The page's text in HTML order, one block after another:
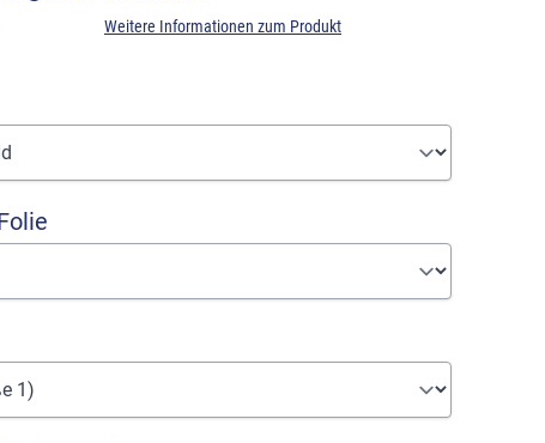
Weitere Informationen zum Produkt